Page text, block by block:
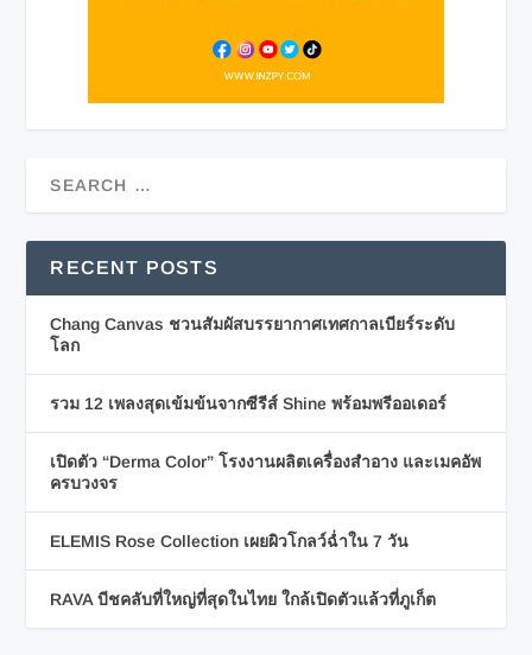
RECENT POSTS
Chang Canvas ชวนสัมผัสบรรยากาศเทศกาลเบียร์ระดับ
โลก
รวม 12 เพลงสุดเข้มข้นจากซีรีส์ Shine พร้อมพรีออเดอร์
เปิดตัว “Derma Color” โรงงานผลิตเครื่องสำอาง และเมคอัพ
ครบวงจร
ELEMIS Rose Collection เผยผิวโกลว์ฉ่ำใน 7 วัน
RAVA บีชคลับที่ใหญ่ที่สุดในไทย ใกล้เปิดตัวแล้วที่ภูเก็ต